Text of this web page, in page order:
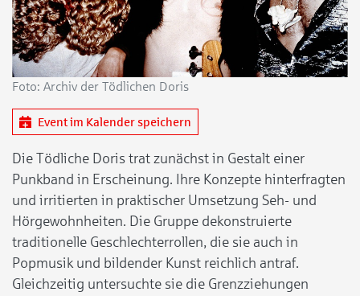
Foto: Archiv der Tödlichen Doris
Event im Kalender speichern
Die Tödliche Doris trat zunächst in Gestalt einer
Punkband in Erscheinung. Ihre Konzepte hinterfragten
und irritierten in praktischer Umsetzung Seh- und
Hörgewohnheiten. Die Gruppe dekonstruierte
traditionelle Geschlechterrollen, die sie auch in
Popmusik und bildender Kunst reichlich antraf.
Gleichzeitig untersuchte sie die Grenzziehungen